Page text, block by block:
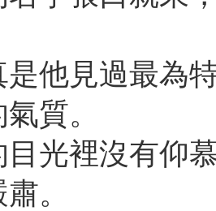
他見過最為
質。
光裡沒有仰
。